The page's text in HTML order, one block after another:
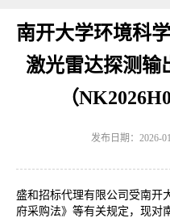
南开大学环境科
激光雷达探测输
（
发布日期：2026-
盛和招标代理有限公司受南开
府采购法》等有关规定，现对